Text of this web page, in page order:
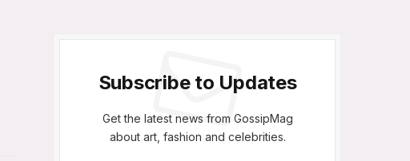
Subscribe to Updates
Get the latest news from GossipMag
about art, fashion and celebrities.